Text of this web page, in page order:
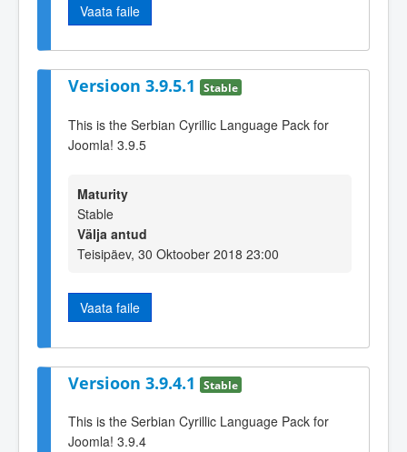
Vaata faile
Versioon 3.9.5.1 Stable
This is the Serbian Cyrillic Language Pack for
Joomla! 3.9.5
Maturity
Stable
Välja antud
Teisipäev, 30 Oktoober 2018 23:00
Vaata faile
Versioon 3.9.4.1 Stable
This is the Serbian Cyrillic Language Pack for
Joomla! 3.9.4